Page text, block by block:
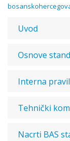
Uvod
Osnove
Interna
Tehnički
Nacrti BAS